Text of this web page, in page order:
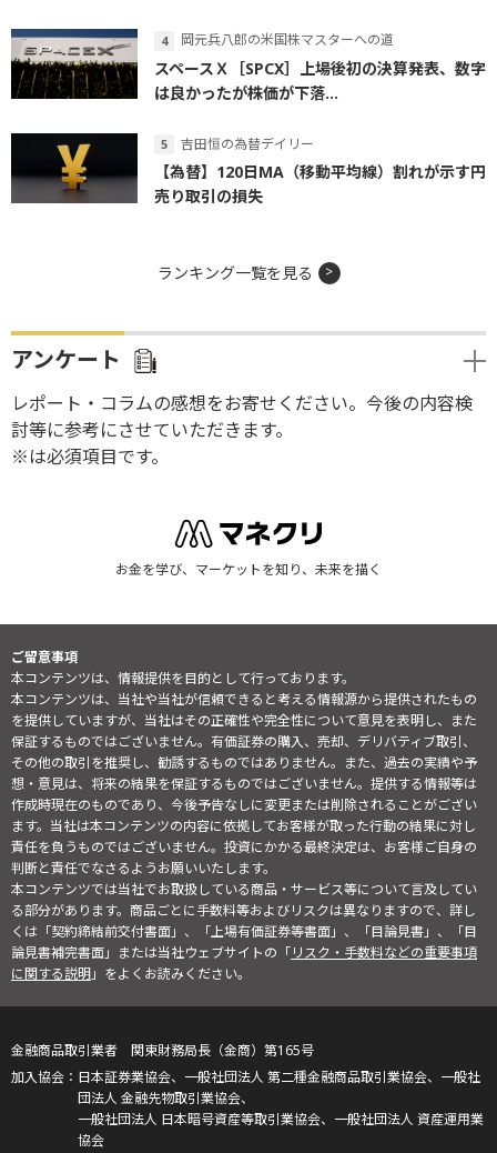
岡元兵八郎の米国株マスターへの道
スペースＸ［SPCX］上場後初の決算発表、数字
は良かったが株価が下落...
吉田恒の為替デイリー
【為替】120日MA（移動平均線）割れが示す円
売り取引の損失
ランキング一覧を見る
アンケート
レポート・コラムの感想をお寄せください。今後の内容検
討等に参考にさせていただきます。
※は必須項目です。
お金を学び、マーケットを知り、未来を描く
ご留意事項
本コンテンツは、情報提供を目的として行っております。
本コンテンツは、当社や当社が信頼できると考える情報源から提供されたもの
を提供していますが、当社はその正確性や完全性について意見を表明し、また
保証するものではございません。有価証券の購入、売却、デリバティブ取引、
その他の取引を推奨し、勧誘するものではありません。また、過去の実績や予
想・意見は、将来の結果を保証するものではございません。提供する情報等は
作成時現在のものであり、今後予告なしに変更または削除されることがござい
ます。当社は本コンテンツの内容に依拠してお客様が取った行動の結果に対し
責任を負うものではございません。投資にかかる最終決定は、お客様ご自身の
判断と責任でなさるようお願いいたします。
本コンテンツでは当社でお取扱している商品・サービス等について言及してい
る部分があります。商品ごとに手数料等およびリスクは異なりますので、詳し
くは「契約締結前交付書面」、「上場有価証券等書面」、「目論見書」、「目
論見書補完書面」または当社ウェブサイトの「リスク・手数料などの重要事項
に関する説明」をよくお読みください。
金融商品取引業者 関東財務局長（金商）第165号
日本証券業協会、一般社団法人 第二種金融商品取引業協会、一般社
団法人 金融先物取引業協会、
一般社団法人 日本暗号資産等取引業協会、一般社団法人 資産運用業
協会